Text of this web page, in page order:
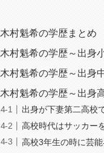
木村魁希の学歴まとめ
木村魁希の学歴～出身
木村魁希の学歴～出身
木村魁希の学歴～出身
出身が下妻第二高校
高校時代はサッカー
高校3年生の時に芸能